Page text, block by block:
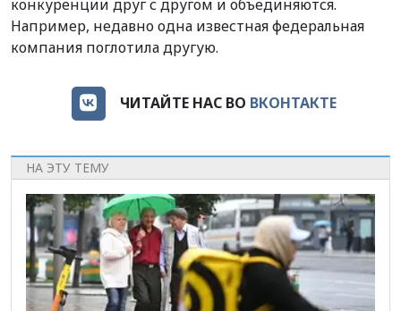
конкуренции друг с другом и объединяются.
Например, недавно одна известная федеральная
компания поглотила другую.
ЧИТАЙТЕ НАС ВО ВКОНТАКТЕ
НА ЭТУ ТЕМУ